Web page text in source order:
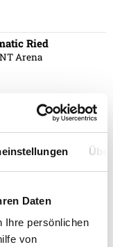
Daten
Ihre persönlichen
von
Ried
Arena
Uhr